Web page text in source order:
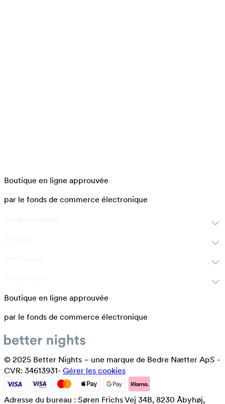
Boutique en ligne approuvée
par le fonds de commerce électronique
Boutique en ligne approuvée
par le fonds de commerce électronique
© 2025 Better Nights – une marque de Bedre Nætter ApS -
CVR: 34613931- Gérer les cookies
Adresse du bureau : Søren Frichs Vej 34B, 8230 Åbyhøj,